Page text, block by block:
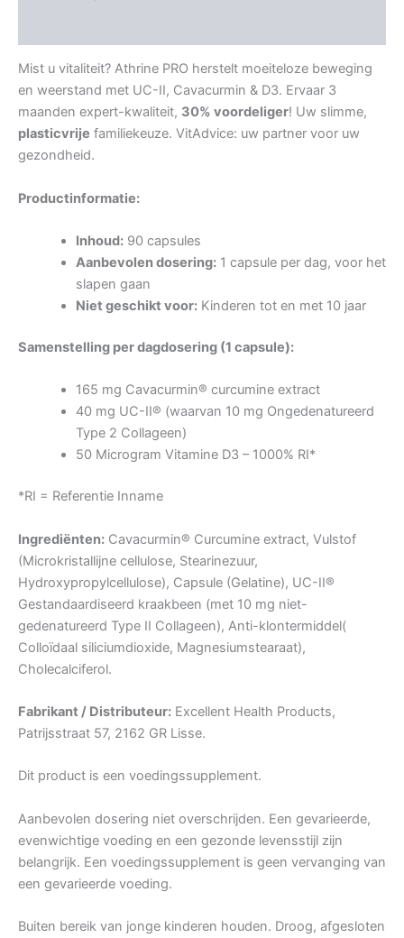
Mist u vitaliteit? Athrine PRO herstelt moeiteloze beweging
en weerstand met UC-II, Cavacurmin & D3. Ervaar 3
maanden expert-kwaliteit, 30% voordeliger! Uw slimme,
plasticvrije familiekeuze. VitAdvice: uw partner voor uw
gezondheid.
Productinformatie:
Inhoud:90 capsules
Aanbevolen dosering:1 capsule per dag, voor het
slapen gaan
Niet geschikt voor:Kinderen tot en met 10 jaar
Samenstelling per dagdosering (1 capsule):
165 mg Cavacurmin® curcumine extract
40 mg UC-II® (waarvan 10 mg Ongedenatureerd
Type 2 Collageen)
50 Microgram Vitamine D3 – 1000% RI*
*RI = Referentie Inname
Ingrediënten: Cavacurmin® Curcumine extract, Vulstof
(Microkristallijne cellulose, Stearinezuur,
Hydroxypropylcellulose), Capsule (Gelatine), UC-II®
Gestandaardiseerd kraakbeen (met 10 mg niet-
gedenatureerd Type II Collageen), Anti-klontermiddel(
Colloïdaal siliciumdioxide, Magnesiumstearaat),
Cholecalciferol.
Fabrikant / Distributeur: Excellent Health Products,
Patrijsstraat 57, 2162 GR Lisse.
Dit product is een voedingssupplement.
Aanbevolen dosering niet overschrijden. Een gevarieerde,
evenwichtige voeding en een gezonde levensstijl zijn
belangrijk. Een voedingssupplement is geen vervanging van
een gevarieerde voeding.
Buiten bereik van jonge kinderen houden. Droog, afgesloten